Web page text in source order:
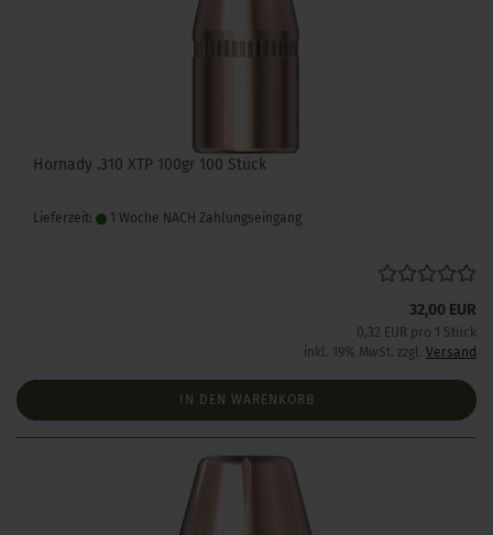
Hornady .310 XTP 100gr 100 Stück
Lieferzeit: 1 Woche NACH Zahlungseingang
32,00 EUR
0,32 EUR pro 1 Stück
inkl. 19% MwSt. zzgl. Versand
IN DEN WARENKORB